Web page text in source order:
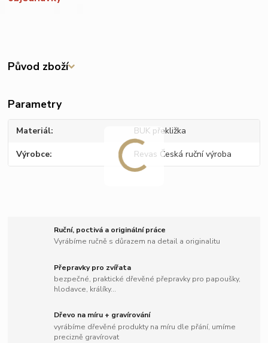
Původ zboží
Parametry
Materiál BUK překližka
Výrobce Revas Česká ruční výroba
Ruční, poctivá a originální práce
Vyrábíme ručně s důrazem na detail a originalitu
Přepravky pro zvířata
bezpečné, praktické dřevěné přepravky pro papoušky,
hlodavce, králíky...
Dřevo na míru + gravírování
vyrábíme dřevěné produkty na míru dle přání, umíme
precizně gravírovat